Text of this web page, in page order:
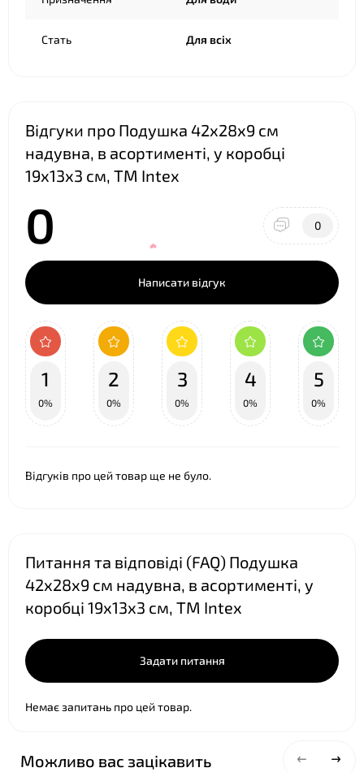
Стать Для всіх
Відгуки про Подушка 42х28х9 см
надувна, в асортименті, у коробці
19х13х3 см, ТМ Intex
0 0
Написати відгук
1
0%
2
0%
3
0%
4
0%
5
0%
Відгуків про цей товар ще не було.
Питання та відповіді (FAQ) Подушка
42х28х9 см надувна, в асортименті, у
коробці 19х13х3 см, ТМ Intex
Задати питання
Немає запитань про цей товар.
Можливо вас зацікавить
❤